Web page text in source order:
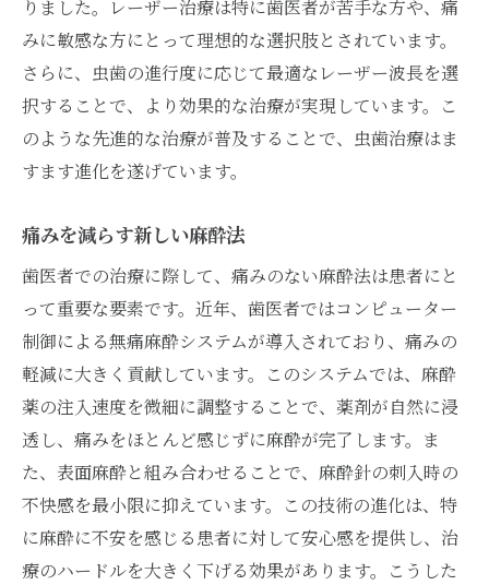
3Dプリント技術の応用
歯科用CTスキャンでの迅速診断
短時間治療が可能な治療計画
短時間治療のメリットとデメリット
虫歯治療の新常識歯医者で安心の治療環境
プライバシーを守る診療室設計
患者の声を反映したサービス
自然素材を用いたリラックス空間
ホスピタリティの向上と患者満足度
無痛治療のための心のケア
歯医者の進化がもたらす痛みゼロへのアプロー
チ
無痛治療の実現に向けた取り組み
痛みを感じにくくする最新技術
心理的アプローチでの痛み軽減
りました。レーザー治療は特に歯医者が苦手な方や、痛
みに敏感な方にとって理想的な選択肢とされています。
さらに、虫歯の進行度に応じて最適なレーザー波長を選
択することで、より効果的な治療が実現しています。こ
のような先進的な治療が普及することで、虫歯治療はま
すます進化を遂げています。
痛みを減らす新しい麻酔法
歯医者での治療に際して、痛みのない麻酔法は患者にと
って重要な要素です。近年、歯医者ではコンピューター
制御による無痛麻酔システムが導入されており、痛みの
軽減に大きく貢献しています。このシステムでは、麻酔
薬の注入速度を微細に調整することで、薬剤が自然に浸
透し、痛みをほとんど感じずに麻酔が完了します。ま
た、表面麻酔と組み合わせることで、麻酔針の刺入時の
不快感を最小限に抑えています。この技術の進化は、特
に麻酔に不安を感じる患者に対して安心感を提供し、治
療のハードルを大きく下げる効果があります。こうした